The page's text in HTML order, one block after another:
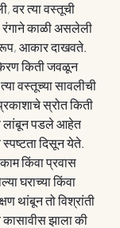
वर त्या वस्तूची
रंगाने काळी असलेली
रूप, आकार दाखवते.
किती जवळून
वस्तूच्या सावलीची
स्रोत किती
लांबून पडले आहेत
स्पष्टता दिसून येते.
किंवा प्रवास
घराच्या किंवा
थांबून तो विश्रांती
झाला की